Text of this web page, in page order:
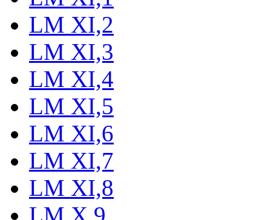
LM XI,2
LM XI,3
LM XI,4
LM XI,5
LM XI,6
LM XI,7
LM XI,8
LM X,9